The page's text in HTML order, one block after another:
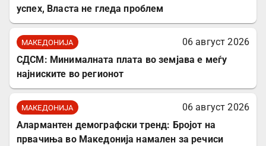
успех, Власта не гледа проблем
МАКЕДОНИЈА
06 август 2026
СДСМ: Минималната плата во земјава е меѓу
најниските во регионот
МАКЕДОНИЈА
06 август 2026
Алармантен демографски тренд: Бројот на
првачиња во Македонија намален за речиси